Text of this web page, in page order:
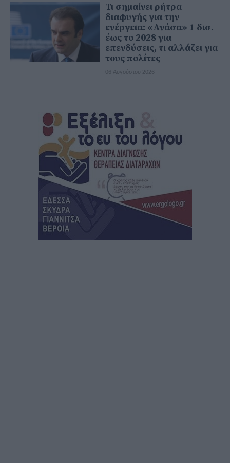
Τι σημαίνει ρήτρα
διαφυγής για την
ενέργεια: «Ανάσα» 1 δισ.
έως το 2028 για
επενδύσεις, τι αλλάζει για
τους πολίτες
06 Αυγούστου 2026